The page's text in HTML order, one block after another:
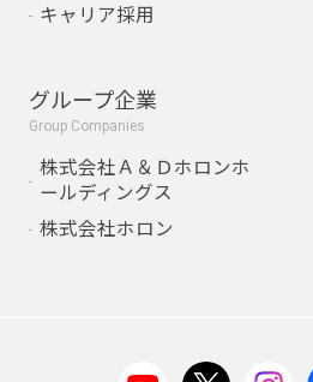
キャリア採用
グループ企業
Group Companies
株式会社Ａ＆Ｄホロンホ
ールディングス
株式会社ホロン